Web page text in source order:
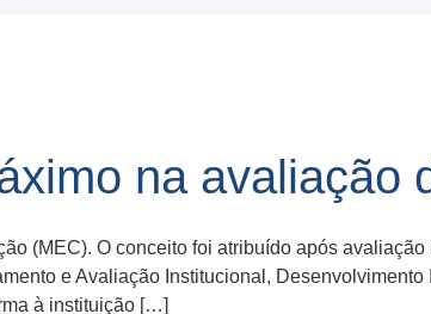
na avaliação
(MEC). O conceito foi atribuído após
e Avaliação Institucional,
à instituição […]